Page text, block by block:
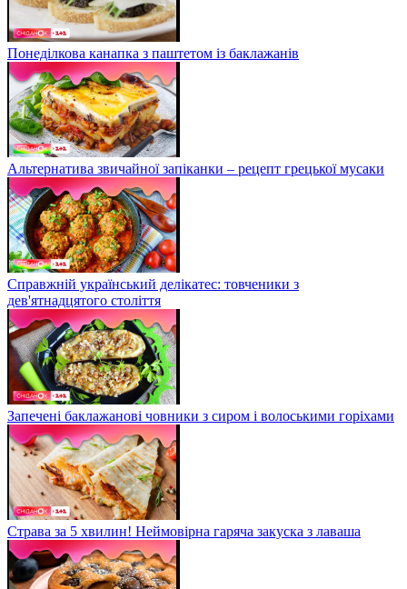
Понеділкова канапка з паштетом із баклажанів
Альтернатива звичайної запіканки – рецепт грецької мусаки
Справжній український делікатес: товченики з
дев'ятнадцятого століття
Запечені баклажанові човники з сиром і волоськими горіхами
Страва за 5 хвилин! Неймовірна гаряча закуска з лаваша